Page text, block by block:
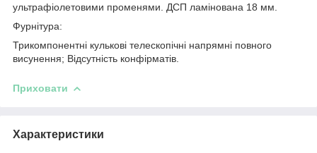
ультрафіолетовими променями. ДСП ламінована 18 мм.
Фурнітура:
Трикомпонентні кулькові телескопічні напрямні повного
висунення; Відсутність конфірматів.
Приховати
Характеристики